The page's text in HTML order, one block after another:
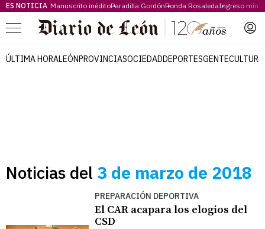
ES NOTICIA Manuscrito inéditoParadilla GordónRonda RosaledaIngreso
Menú
ÚLTIMA HORALEÓNPROVINCIASOCIEDADDEPORTESGENTECULTURA
Noticias del 3 de marzo de 2018
PREPARACIÓN DEPORTIVA
El CAR acapara los elogios del
CSD